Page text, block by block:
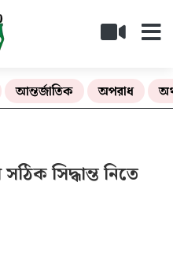
আন্তর্জাতিক অপরাধ
সিদ্ধান্ত নিতে